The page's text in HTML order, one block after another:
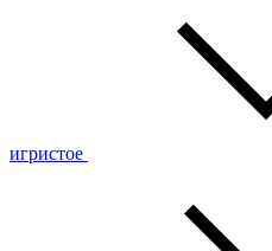
игристое